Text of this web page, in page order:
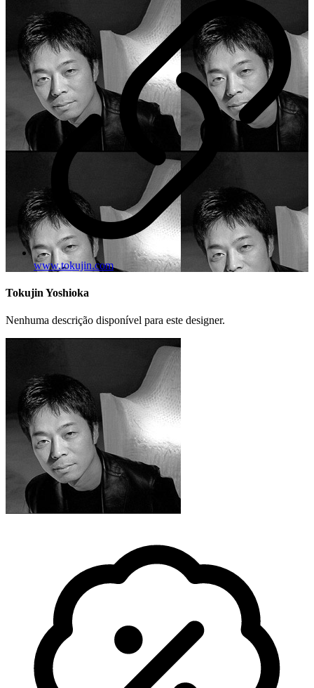
www.tokujin.com
Tokujin Yoshioka
Nenhuma descrição disponível para este designer.